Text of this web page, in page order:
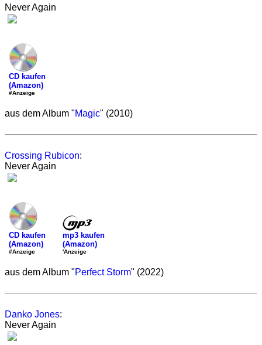
Never Again
CD kaufen
(Amazon)
#Anzeige
aus dem Album "Magic" (2010)
Crossing Rubicon:
Never Again
CD kaufen
(Amazon)
#Anzeige
mp3 kaufen
(Amazon)
'Anzeige
aus dem Album "Perfect Storm" (2022)
Danko Jones:
Never Again